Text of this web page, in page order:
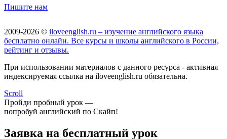
Пишите нам
2009-2026 © iloveenglish.ru – изучение английского языка
бесплатно онлайн. Все курсы и школы английского в России,
рейтинг и отзывы.
При использовании материалов с данного ресурса - активная
индексируемая ссылка на iloveenglish.ru обязательна.
Scroll
Пройди пробный урок —
попробуй английский по Скайп!
Заявка на бесплатный урок